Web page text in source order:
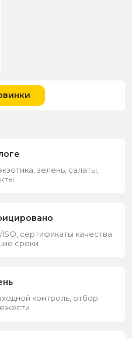
зелень, салаты,
сертификаты качества
сроки
контроль, отбор